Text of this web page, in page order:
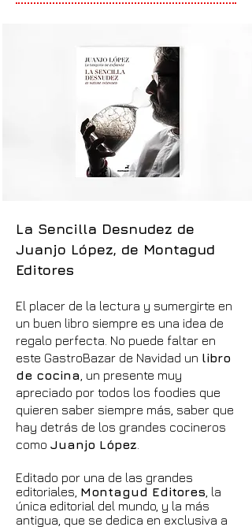
La Sencilla Desnudez de
Juanjo López, de Montagud
Editores
El placer de la lectura y sumergirte en
un buen libro siempre es una idea de
regalo perfecta. No puede faltar en
este GastroBazar de Navidad un libro
de cocina , un presente muy
apreciado por todos los foodies que
quieren saber siempre más, saber que
hay detrás de los grandes cocineros
como Juanjo López
Editado por una de las grandes
editoriales, Montagud Editores , la
única editorial del mundo, y la más
antigua, que se dedica en exclusiva a